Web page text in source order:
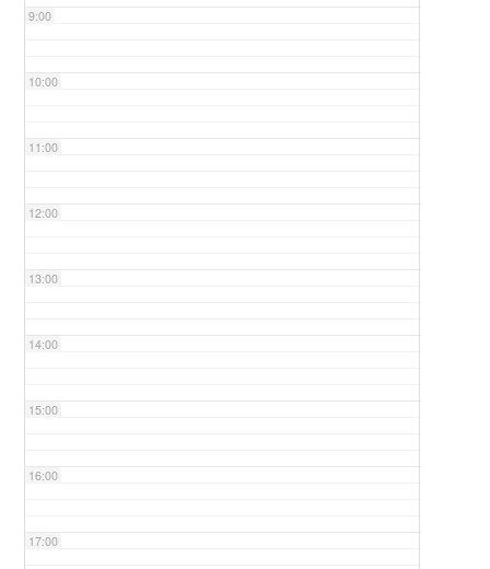
9:00
10:00
11:00
12:00
13:00
14:00
15:00
16:00
17:00